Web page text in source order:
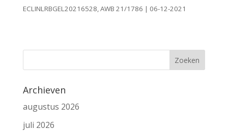
ECLINLRBGEL20216528, AWB 21/1786 | 06-12-2021
Archieven
augustus 2026
juli 2026